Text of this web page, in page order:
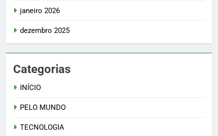
janeiro 2026
dezembro 2025
Categorias
INÍCIO
PELO MUNDO
TECNOLOGIA